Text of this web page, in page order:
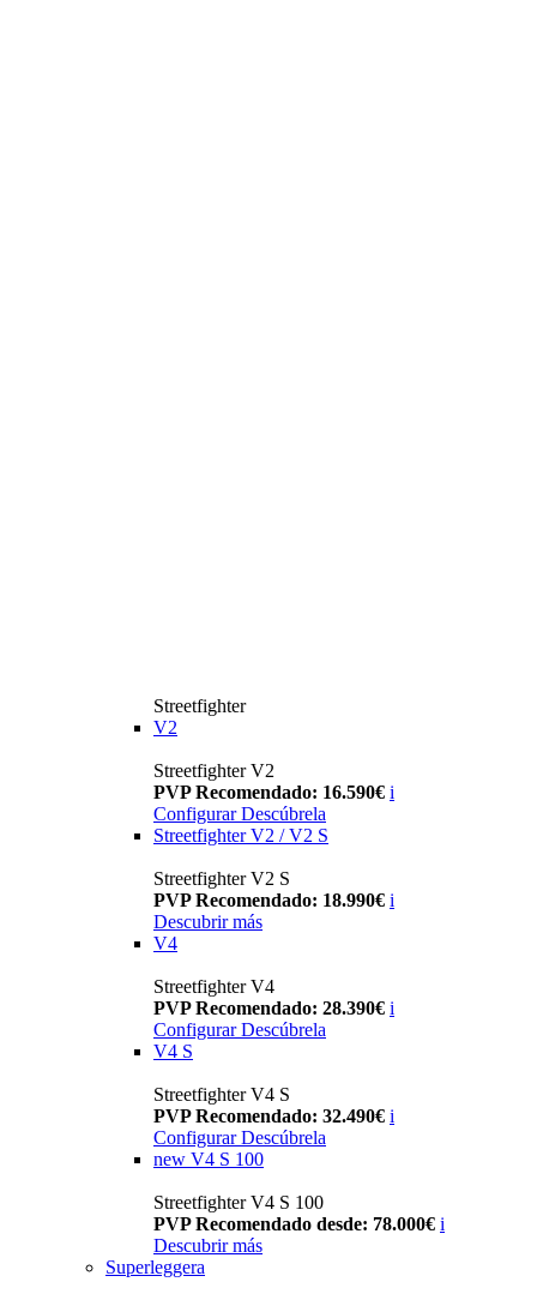
Streetfighter
V2
Streetfighter V2
PVP Recomendado: 16.590€ i
Configurar Descúbrela
Streetfighter V2 / V2 S
Streetfighter V2 S
PVP Recomendado: 18.990€ i
Descubrir más
V4
Streetfighter V4
PVP Recomendado: 28.390€ i
Configurar Descúbrela
V4 S
Streetfighter V4 S
PVP Recomendado: 32.490€ i
Configurar Descúbrela
new V4 S 100
Streetfighter V4 S 100
PVP Recomendado desde: 78.000€ i
Descubrir más
Superleggera